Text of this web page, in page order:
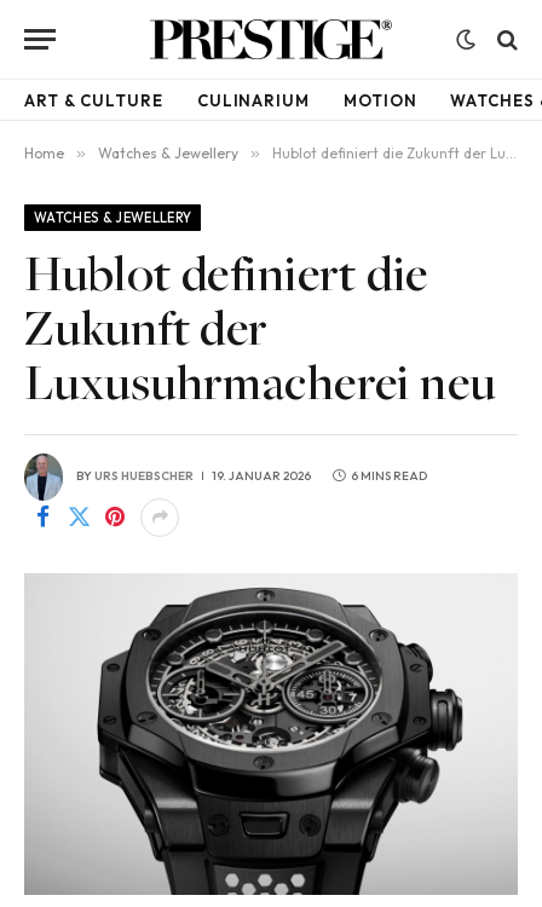
ART & CULTURE CULINARIUM MOTION WATCHES
Home » Watches & Jewellery » Hublot definiert die Zukunft der Luxusuhrmacherei neu
WATCHES & JEWELLERY
Hublot definiert die
Zukunft der
Luxusuhrmacherei neu
BYURS HUEBSCHER 19. JANUAR 2026 6 MINS READ